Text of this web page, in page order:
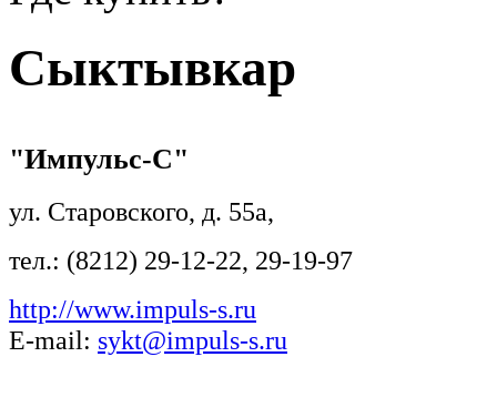
Сыктывкар
"Импульс-С"
ул. Старовского, д. 55а,
тел.: (8212) 29-12-22, 29-19-97
http://www.impuls-s.ru
E-mail: sykt@impuls-s.ru